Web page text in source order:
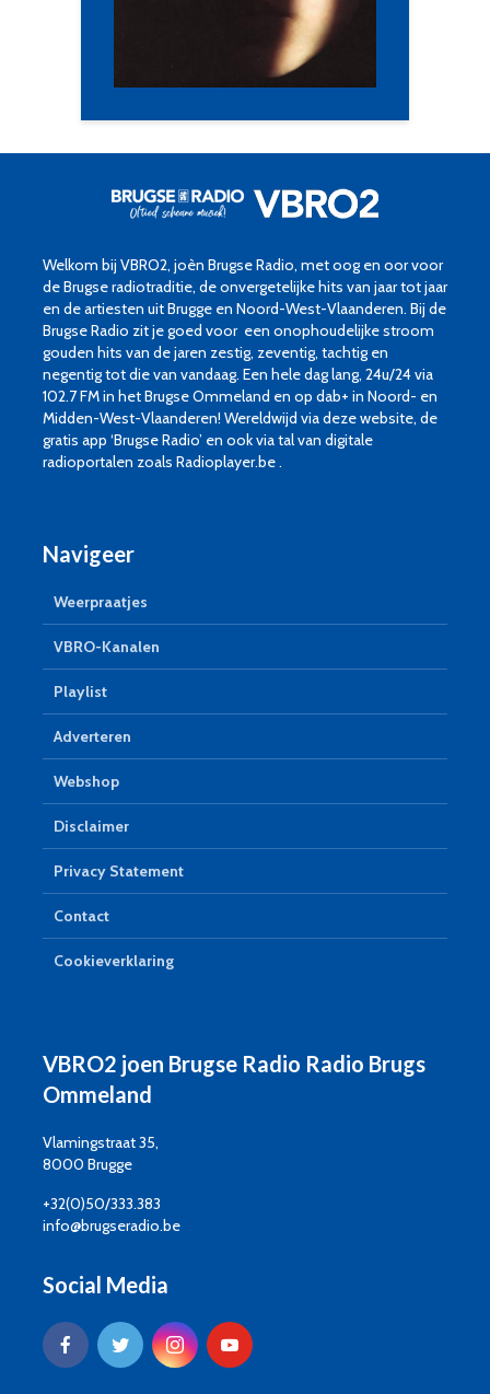
Welkom bij VBRO2, joèn Brugse Radio, met oog en oor voor
de Brugse radiotraditie, de onvergetelijke hits van jaar tot jaar
en de artiesten uit Brugge en Noord-West-Vlaanderen. Bij de
Brugse Radio zit je goed voor een onophoudelijke stroom
gouden hits van de jaren zestig, zeventig, tachtig en
negentig tot die van vandaag. Een hele dag lang, 24u/24 via
102.7 FM in het Brugse Ommeland en op dab+ in Noord- en
Midden-West-Vlaanderen! Wereldwijd via deze website, de
gratis app ‘Brugse Radio’ en ook via tal van digitale
radioportalen zoals Radioplayer.be .
Navigeer
Weerpraatjes
VBRO-Kanalen
Playlist
Adverteren
Webshop
Disclaimer
Privacy Statement
Contact
Cookieverklaring
VBRO2 joen Brugse Radio Radio Brugs
Ommeland
Vlamingstraat 35,
8000 Brugge
+32(0)50/333.383
info@brugseradio.be
Social Media